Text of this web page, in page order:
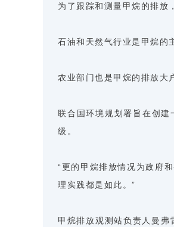
为了跟踪和测量甲烷的排放
石油和天然气行业是甲烷的
农业部门也是甲烷的排放大
联合国环境规划署旨在创
级。
“更的甲烷排放情况为政府
理实践都是如此。”
甲烷排放观测站负责人曼